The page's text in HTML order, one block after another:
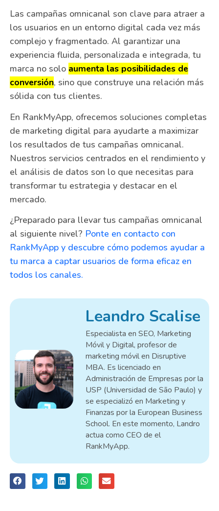
Las campañas omnicanal son clave para atraer a
los usuarios en un entorno digital cada vez más
complejo y fragmentado. Al garantizar una
experiencia fluida, personalizada e integrada, tu
marca no solo aumenta las posibilidades de
conversión, sino que construye una relación más
sólida con tus clientes.
En RankMyApp, ofrecemos soluciones completas
de marketing digital para ayudarte a maximizar
los resultados de tus campañas omnicanal.
Nuestros servicios centrados en el rendimiento y
el análisis de datos son lo que necesitas para
transformar tu estrategia y destacar en el
mercado.
¿Preparado para llevar tus campañas omnicanal
al siguiente nivel? Ponte en contacto con
RankMyApp y descubre cómo podemos ayudar a
tu marca a captar usuarios de forma eficaz en
todos los canales.
Leandro Scalise
Especialista en SEO, Marketing
Móvil y Digital, profesor de
marketing móvil en Disruptive
MBA. Es licenciado en
Administración de Empresas por la
USP (Universidad de São Paulo) y
se especializó en Marketing y
Finanzas por la European Business
School. En este momento, Landro
actua como CEO de el
RankMyApp.